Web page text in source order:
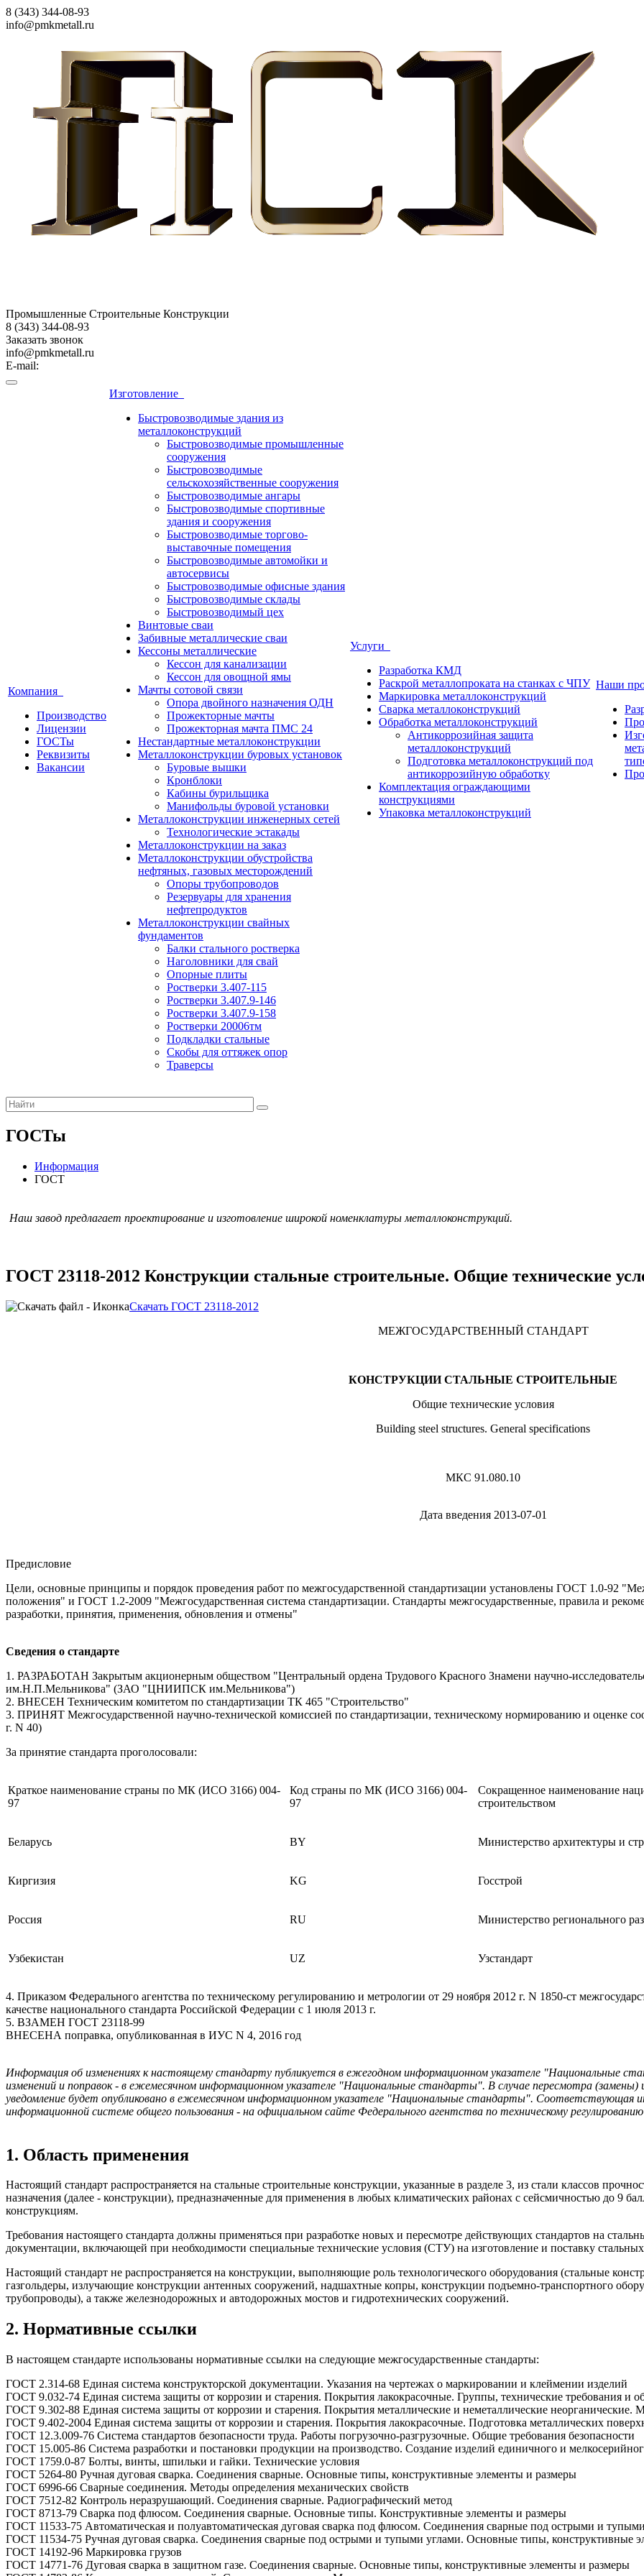
8 (343) 344-08-93
info@pmkmetall.ru
Промышленные Строительные Конструкции
8 (343) 344-08-93
Заказать звонок
info@pmkmetall.ru
E-mail:
Компания
Производство
Лицензии
ГОСТы
Реквизиты
Вакансии
Изготовление
Быстровозводимые здания из
металлоконструкций
Быстровозводимые промышленные
сооружения
Быстровозводимые
сельскохозяйственные сооружения
Быстровозводимые ангары
Быстровозводимые спортивные
здания и сооружения
Быстровозводимые торгово-
выставочные помещения
Быстровозводимые автомойки и
автосервисы
Быстровозводимые офисные здания
Быстровозводимые склады
Быстровозводимый цех
Винтовые сваи
Забивные металлические сваи
Кессоны металлические
Кессон для канализации
Кессон для овощной ямы
Мачты сотовой связи
Опора двойного назначения ОДН
Прожекторные мачты
Прожекторная мачта ПМС 24
Нестандартные металлоконструкции
Металлоконструкции буровых установок
Буровые вышки
Кронблоки
Кабины бурильщика
Манифольды буровой установки
Металлоконструкции инженерных сетей
Технологические эстакады
Металлоконструкции на заказ
Металлоконструкции обустройства
нефтяных, газовых месторождений
Опоры трубопроводов
Резервуары для хранения
нефтепродуктов
Металлоконструкции свайных
фундаментов
Балки стального ростверка
Наголовники для свай
Опорные плиты
Ростверки 3.407-115
Ростверки 3.407.9-146
Ростверки 3.407.9-158
Ростверки 20006тм
Подкладки стальные
Скобы для оттяжек опор
Траверсы
Услуги
Разработка КМД
Раскрой металлопроката на станках с ЧПУ
Маркировка металлоконструкций
Сварка металлоконструкций
Обработка металлоконструкций
Антикоррозийная защита
металлоконструкций
Подготовка металлоконструкций под
антикоррозийную обработку
Комплектация ограждающими
конструкциями
Упаковка металлоконструкций
Наши
ГОСТы
Информация
ГОСТ
Наш завод предлагает проектирование и изготовление широкой номенклатуры металлоконструкций.
ГОСТ 23118-2012 Конструкции стальные строительные. Общие технические
Скачать ГОСТ 23118-2012
МЕЖГОСУДАРСТВЕННЫЙ СТАНДАРТ
КОНСТРУКЦИИ СТАЛЬНЫЕ СТРОИТЕЛЬНЫЕ
Общие технические условия
Building steel structures. General specifications
МКС 91.080.10
Дата введения 2013-07-01
Предисловие
Цели, основные принципы и порядок проведения работ по межгосударственной стандартизации установлены ГОСТ 1.0-92
положения" и ГОСТ 1.2-2009 "Межгосударственная система стандартизации. Стандарты межгосударственные, правила и
разработки, принятия, применения, обновления и отмены"
Сведения о стандарте
1. РАЗРАБОТАН Закрытым акционерным обществом "Центральный ордена Трудового Красного Знамени научно-
им.Н.П.Мельникова" (ЗАО "ЦНИИПСК им.Мельникова")
2. ВНЕСЕН Техническим комитетом по стандартизации ТК 465 "Строительство"
3. ПРИНЯТ Межгосударственной научно-технической комиссией по стандартизации, техническому нормированию и оценке
г. N 40)
За принятие стандарта проголосовали:
Краткое наименование страны по МК (ИСО 3166) 004-
97
Код страны по МК (ИСО 3166) 004-
97
Сокращенное наименование
строительством
Беларусь BY Министерство архитектуры и
Киргизия KG Госстрой
Россия RU Министерство регионального
Узбекистан UZ Узстандарт
4. Приказом Федерального агентства по техническому регулированию и метрологии от 29 ноября 2012 г. N 1850-ст
качестве национального стандарта Российской Федерации с 1 июля 2013 г.
5. ВЗАМЕН ГОСТ 23118-99
ВНЕСЕНА поправка, опубликованная в ИУС N 4, 2016 год
Информация об изменениях к настоящему стандарту публикуется в ежегодном информационном указателе "Национальные
изменений и поправок - в ежемесячном информационном указателе "Национальные стандарты". В случае пересмотра
уведомление будет опубликовано в ежемесячном информационном указателе "Национальные стандарты".
информационной системе общего пользования - на официальном сайте Федерального агентства по техническому
1. Область применения
Настоящий стандарт распространяется на стальные строительные конструкции, указанные в разделе 3, из стали классов
назначения (далее - конструкции), предназначенные для применения в любых климатических районах с сейсмичностью до 9
конструкциям.
Требования настоящего стандарта должны применяться при разработке новых и пересмотре действующих стандартов на
документации, включающей при необходимости специальные технические условия (СТУ) на изготовление и поставку
Настоящий стандарт не распространяется на конструкции, выполняющие роль технологического оборудования (стальные
газгольдеры, излучающие конструкции антенных сооружений, надшахтные копры, конструкции подъемно-транспортного
трубопроводы), а также железнодорожных и автодорожных мостов и гидротехнических сооружений.
2. Нормативные ссылки
В настоящем стандарте использованы нормативные ссылки на следующие межгосударственные стандарты:
ГОСТ 2.314-68 Единая система конструкторской документации. Указания на чертежах о маркировании и клеймении изделий
ГОСТ 9.032-74 Единая система защиты от коррозии и старения. Покрытия лакокрасочные. Группы, технические требования и
ГОСТ 9.302-88 Единая система защиты от коррозии и старения. Покрытия металлические и неметаллические неорганические.
ГОСТ 9.402-2004 Единая система защиты от коррозии и старения. Покрытия лакокрасочные. Подготовка металлических
ГОСТ 12.3.009-76 Система стандартов безопасности труда. Работы погрузочно-разгрузочные. Общие требования безопасности
ГОСТ 15.005-86 Система разработки и постановки продукции на производство. Создание изделий единичного и
ГОСТ 1759.0-87 Болты, винты, шпильки и гайки. Технические условия
ГОСТ 5264-80 Ручная дуговая сварка. Соединения сварные. Основные типы, конструктивные элементы и размеры
ГОСТ 6996-66 Сварные соединения. Методы определения механических свойств
ГОСТ 7512-82 Контроль неразрушающий. Соединения сварные. Радиографический метод
ГОСТ 8713-79 Сварка под флюсом. Соединения сварные. Основные типы. Конструктивные элементы и размеры
ГОСТ 11533-75 Автоматическая и полуавтоматическая дуговая сварка под флюсом. Соединения сварные под острыми и
ГОСТ 11534-75 Ручная дуговая сварка. Соединения сварные под острыми и тупыми углами. Основные типы, конструктивные
ГОСТ 14192-96 Маркировка грузов
ГОСТ 14771-76 Дуговая сварка в защитном газе. Соединения сварные. Основные типы, конструктивные элементы и размеры